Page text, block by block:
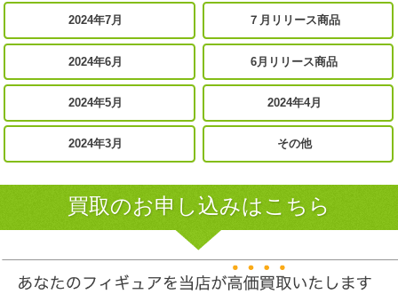
2024年7月 ７月リリース商品
2024年6月 6月リリース商品
2024年5月 2024年4月
2024年3月 その他
買取のお申し込みはこちら